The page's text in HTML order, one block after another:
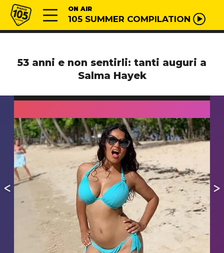
Vai al contenuto
Radio 105 ON AIR
105 SUMMER COMPILATION
53 anni e non sentirli: tanti auguri a
Salma Hayek